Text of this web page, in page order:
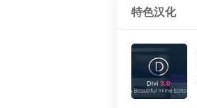
特色汉化